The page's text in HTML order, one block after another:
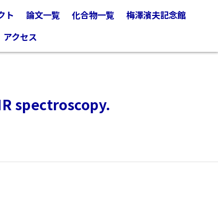
ト 論文一覧 化合物一覧
梅澤濱夫記念館
アクセス
spectroscopy.